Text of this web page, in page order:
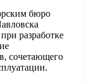
бюро
разработке
сочетающего